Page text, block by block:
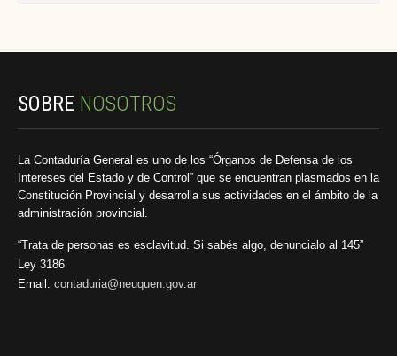
SOBRE NOSOTROS
La Contaduría General es uno de los “Órganos de Defensa de los
Intereses del Estado y de Control” que se encuentran plasmados en la
Constitución Provincial y desarrolla sus actividades en el ámbito de la
administración provincial.
“Trata de personas es esclavitud. Si sabés algo, denuncialo al 145”
Ley 3186
Email: contaduria@neuquen.gov.ar